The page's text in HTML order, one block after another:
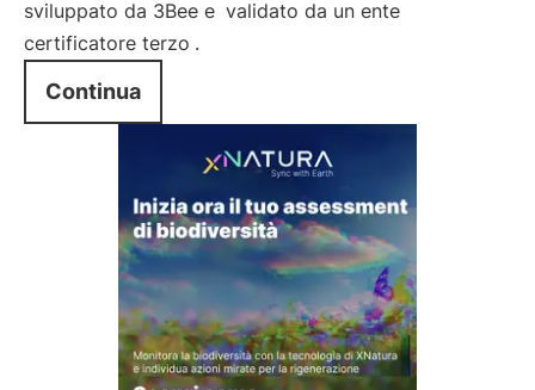
sviluppato da 3Bee e validato da un ente
certificatore terzo .
Continua